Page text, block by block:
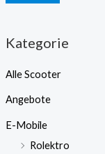
Kategorie
Alle Scooter
Angebote
E-Mobile
Rolektro